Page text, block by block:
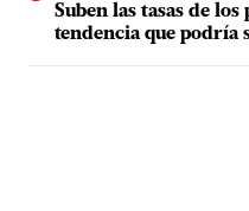
Suben las tasas de
tendencia que podría